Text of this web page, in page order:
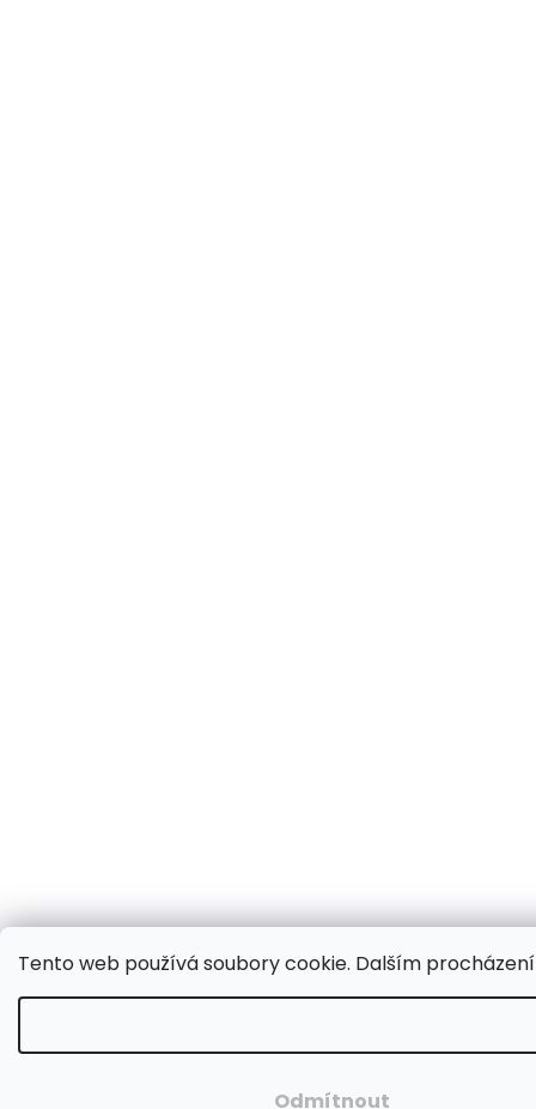
Tento web používá soubory cookie. Dalším
Odmítnout